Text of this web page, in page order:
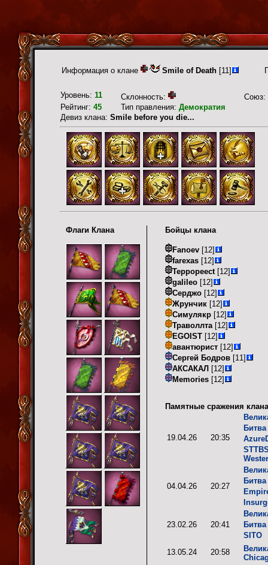
Информация о клане Smile of Death [11]
Уровень: 11 Склонность:
Союз:
Рейтинг: 45 Тип правления: Демократия
Девиз клана: Smile before you die...
Флаги Клана Бойцы клана
Fanoev [12]
farexas [12]
Teppopeect [12]
galileo [12]
Серджо [12]
Жрунчик [12]
Симулякр [12]
Траволлта [12]
EGOIST [12]
авантюрист [12]
Сергей Бодров [11]
АКСАКАЛ [12]
Memories [12]
Памятные сражения
19.04.26 20:35
Битва
04.04.26 20:27
Битва
23.02.26 20:41
Битва
SITO
13.05.24
20:58